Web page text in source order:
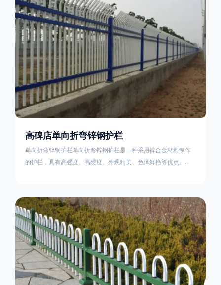
高碑店单向折弯锌钢护栏
单向折弯锌钢护栏单向折弯锌钢护栏是一种采用锌合金材料制作
的护栏，具有高强度、高硬度、外观精美、色泽鲜艳等优点。该
再加上防盗垫圈，这样能够避免护栏被人轻易拆卸；适合于大批
量生产，能够很好的与自然相融合。单向折弯锌钢护栏可以用于
住宅小区、工厂院校、道路交通等场所。该产品具有高强度、高
硬度、外观